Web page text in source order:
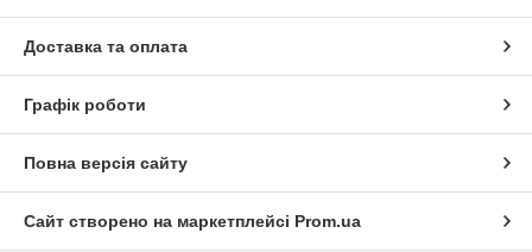
Доставка та оплата
Графік роботи
Повна версія сайту
Сайт створено на маркетплейсі Prom.ua